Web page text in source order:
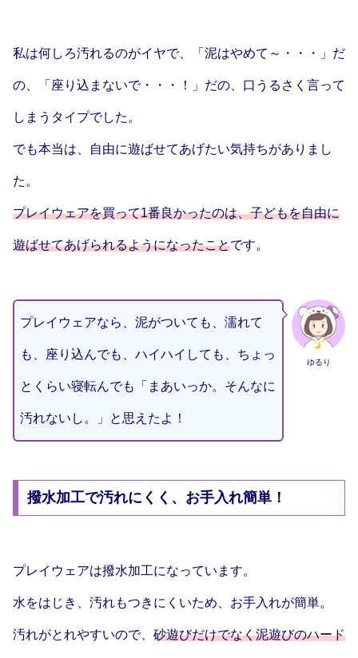
私は何しろ汚れるのがイヤで、「泥はやめて～・・・」だ
の、「座り込まないで・・・！」だの、口うるさく言って
しまうタイプでした。
でも本当は、自由に遊ばせてあげたい気持ちがありまし
た。
プレイウェアを買って1番良かったのは、子どもを自由に
遊ばせてあげられるようになったことです。
ゆるり
プレイウェアなら、泥がついても、濡れて
も、座り込んでも、ハイハイしても、ちょっ
とくらい寝転んでも「まあいっか。そんなに
汚れないし。」と思えたよ！
撥水加工で汚れにくく、お手入れ簡単！
プレイウェアは撥水加工になっています。
水をはじき、汚れもつきにくいため、お手入れが簡単。
汚れがとれやすいので、 砂遊びだけでなく泥遊びのハード